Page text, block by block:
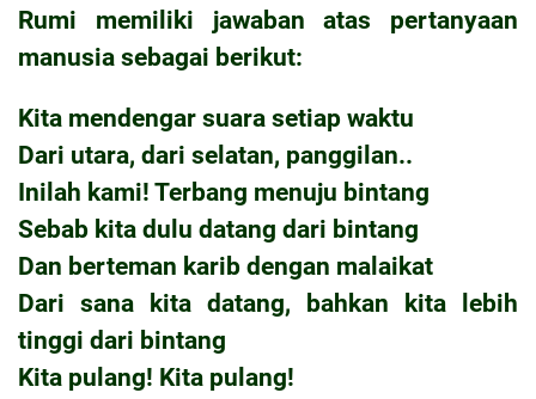
Rumi memiliki jawaban atas pertanyaan
manusia sebagai berikut:
Kita mendengar suara setiap waktu
Dari utara, dari selatan, panggilan..
Inilah kami! Terbang menuju bintang
Sebab kita dulu datang dari bintang
Dan berteman karib dengan malaikat
Dari sana kita datang, bahkan kita lebih
tinggi dari bintang
Kita pulang! Kita pulang!